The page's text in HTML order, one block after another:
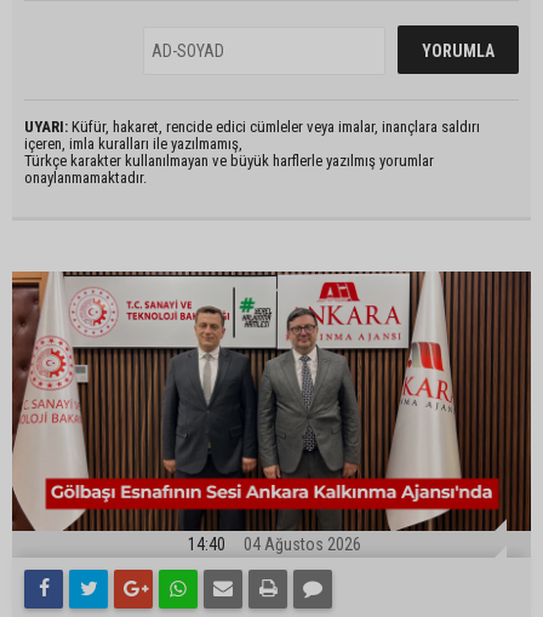
UYARI: Küfür, hakaret, rencide edici cümleler veya imalar, inançlara saldırı
içeren, imla kuralları ile yazılmamış,
Türkçe karakter kullanılmayan ve büyük harflerle yazılmış yorumlar
onaylanmamaktadır.
14:40 04 Ağustos 2026